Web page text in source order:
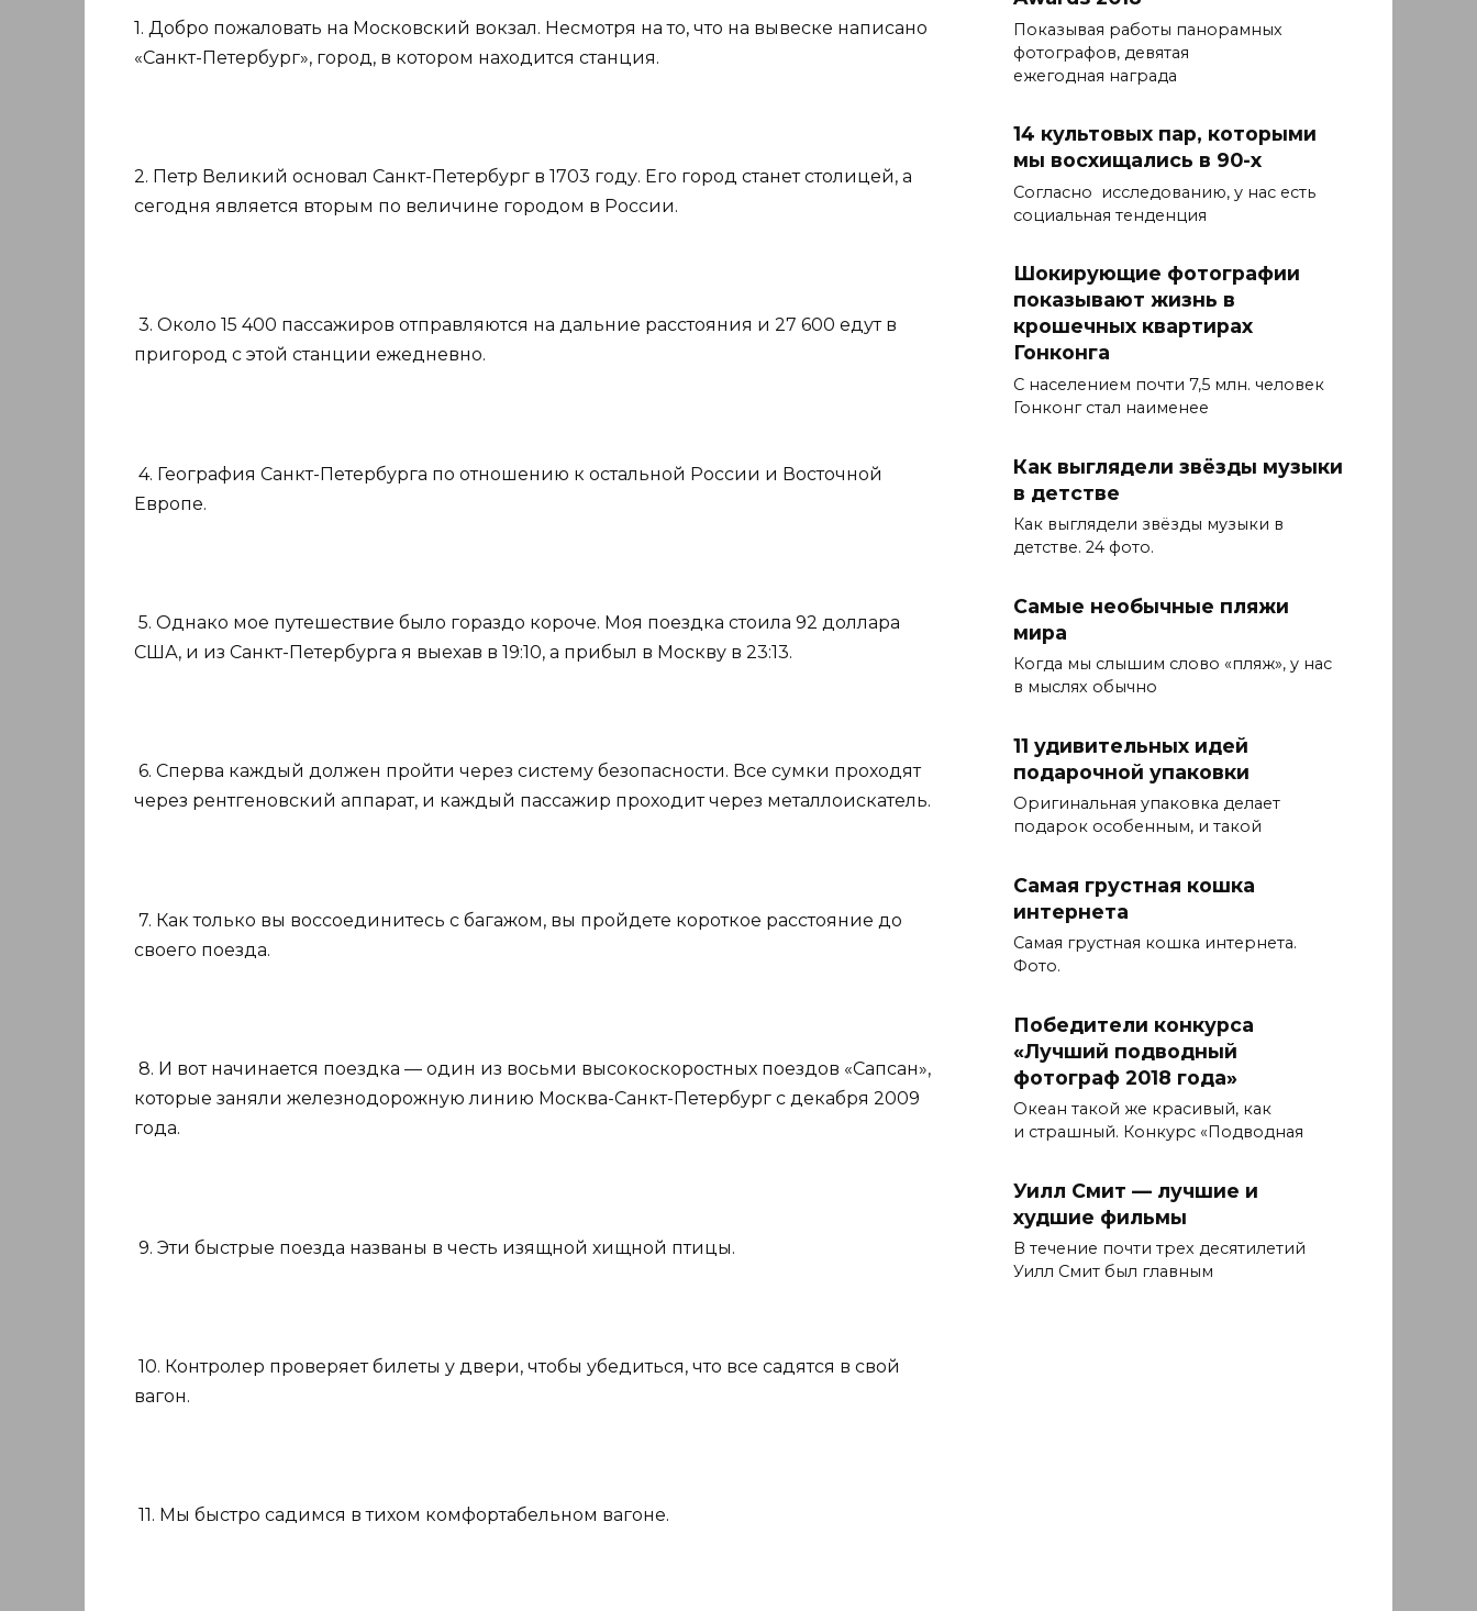
1. Добро пожаловать на Московский вокзал. Несмотря на то, что на вывеске написано
«Санкт-Петербург», город, в котором находится станция.
2. Петр Великий основал Санкт-Петербург в 1703 году. Его город станет столицей, а
сегодня является вторым по величине городом в России.
3. Около 15 400 пассажиров отправляются на дальние расстояния и 27 600 едут в
пригород с этой станции ежедневно.
4. География Санкт-Петербурга по отношению к остальной России и Восточной
Европе.
5. Однако мое путешествие было гораздо короче. Моя поездка стоила 92 доллара
США, и из Санкт-Петербурга я выехав в 19:10, а прибыл в Москву в 23:13.
6. Сперва каждый должен пройти через систему безопасности. Все сумки проходят
через рентгеновский аппарат, и каждый пассажир проходит через металлоискатель.
7. Как только вы воссоединитесь с багажом, вы пройдете короткое расстояние до
своего поезда.
8. И вот начинается поездка — один из восьми высокоскоростных поездов «Сапсан»,
которые заняли железнодорожную линию Москва-Санкт-Петербург с декабря 2009
года.
9. Эти быстрые поезда названы в честь изящной хищной птицы.
10. Контролер проверяет билеты у двери, чтобы убедиться, что все садятся в свой
вагон.
11. Мы быстро садимся в тихом комфортабельном вагоне.
Показывая работы панорамных
фотографов, девятая
ежегодная награда
14 культовых пар, которыми
мы восхищались в 90-х
Согласно исследованию, у нас есть
социальная тенденция
Шокирующие фотографии
показывают жизнь в
крошечных квартирах
Гонконга
С населением почти 7,5 млн. человек
Гонконг стал наименее
Как выглядели звёзды музыки
в детстве
Как выглядели звёзды музыки в
детстве. 24 фото.
Самые необычные пляжи
мира
Когда мы слышим слово «пляж», у нас
в мыслях обычно
11 удивительных идей
подарочной упаковки
Оригинальная упаковка делает
подарок особенным, и такой
Самая грустная кошка
интернета
Самая грустная кошка интернета.
Фото.
Победители конкурса
«Лучший подводный
фотограф 2018 года»
Океан такой же красивый, как
и страшный. Конкурс «Подводная
Уилл Смит — лучшие и
худшие фильмы
В течение почти трех десятилетий
Уилл Смит был главным